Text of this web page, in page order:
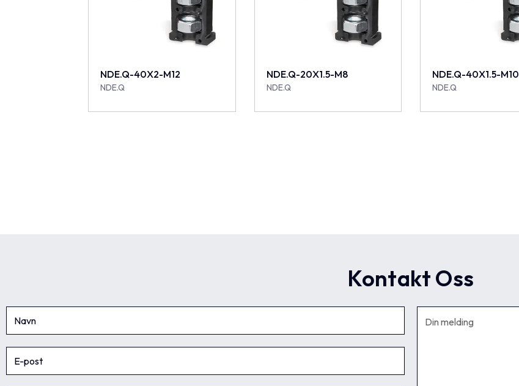
NDE.Q-40X2-M12
NDE.Q
NDE.Q-20X1.5-M8
NDE.Q
NDE.Q-40X1.5-M10
NDE.Q
Kontakt Oss